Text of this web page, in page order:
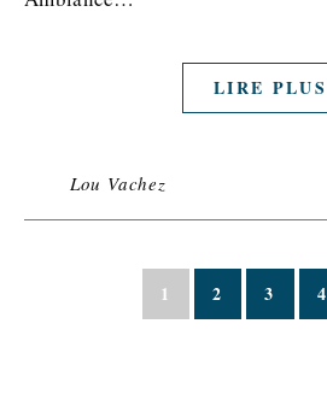
LIRE PLUS
Lou Vachez
1 2 3 4